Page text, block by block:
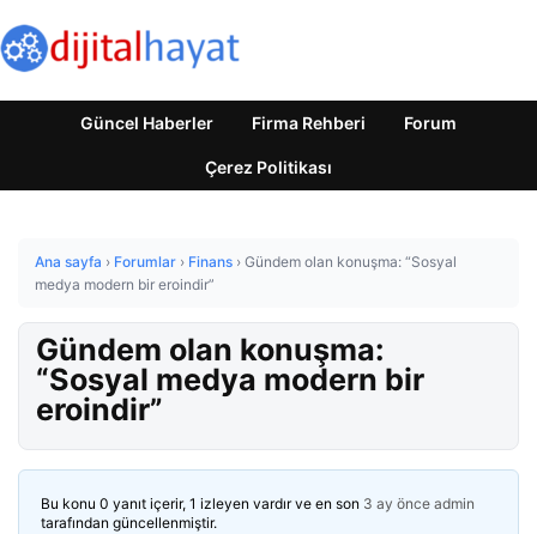
Güncel Haberler Firma Rehberi Forum
Çerez Politikası
Ana sayfa › Forumlar › Finans › Gündem olan konuşma: “Sosyal
medya modern bir eroindir”
Gündem olan konuşma:
“Sosyal medya modern bir
eroindir”
Bu konu 0 yanıt içerir, 1 izleyen vardır ve en son 3 ay önce admin
tarafından güncellenmiştir.